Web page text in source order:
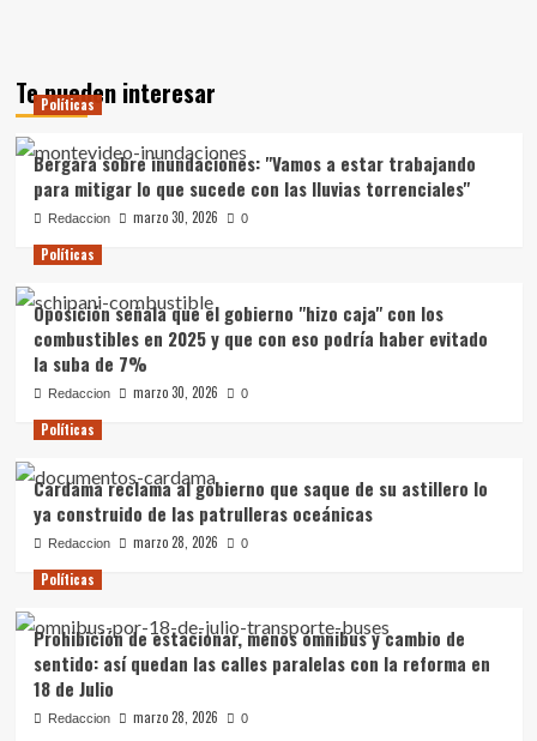
Te pueden interesar
Políticas
Bergara sobre inundaciones: "Vamos a estar trabajando
para mitigar lo que sucede con las lluvias torrenciales"
Redaccion marzo 30, 2026 0
Políticas
Oposición señala que el gobierno "hizo caja" con los
combustibles en 2025 y que con eso podría haber evitado
la suba de 7%
Redaccion marzo 30, 2026 0
Políticas
Cardama reclama al gobierno que saque de su astillero lo
ya construido de las patrulleras oceánicas
Redaccion marzo 28, 2026 0
Políticas
Prohibición de estacionar, menos ómnibus y cambio de
sentido: así quedan las calles paralelas con la reforma en
18 de Julio
Redaccion marzo 28, 2026 0